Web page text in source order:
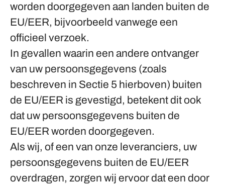
worden doorgegeven aan landen buiten de
EU/EER, bijvoorbeeld vanwege een
officieel verzoek.
In gevallen waarin een andere ontvanger
van uw persoonsgegevens (zoals
beschreven in Sectie 5 hierboven) buiten
de EU/EER is gevestigd, betekent dit ook
dat uw persoonsgegevens buiten de
EU/EER worden doorgegeven.
Als wij, of een van onze leveranciers, uw
persoonsgegevens buiten de EU/EER
overdragen, zorgen wij ervoor dat een door